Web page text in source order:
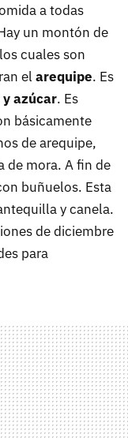
a todas
un montón de
cuales son
el arequipe. Es
y azúcar. Es
básicamente
de arequipe,
de mora. A fin de
buñuelos. Esta
y canela.
de diciembre
para